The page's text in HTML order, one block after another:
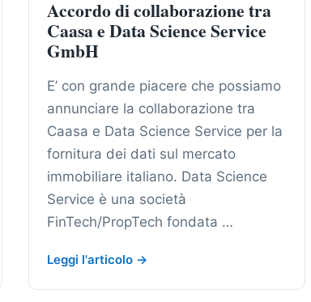
Accordo di collaborazione tra
Caasa e Data Science Service
GmbH
E’ con grande piacere che possiamo
annunciare la collaborazione tra
Caasa e Data Science Service per la
fornitura dei dati sul mercato
immobiliare italiano. Data Science
Service è una società
FinTech/PropTech fondata …
Leggi l'articolo →